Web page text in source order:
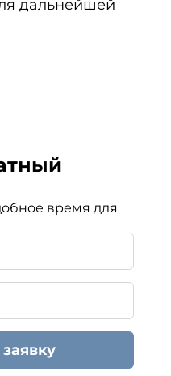
дальнейшей
время для